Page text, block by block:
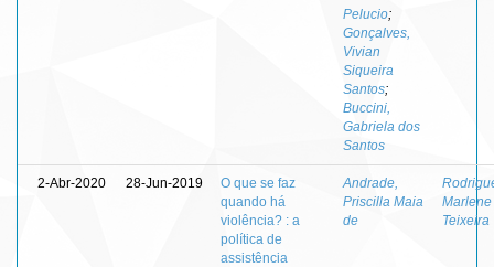
Pelucio;
Gonçalves,
Vivian
Siqueira
Santos;
Buccini,
Gabriela dos
Santos
2-Abr-2020 28-Jun-2019
O que se faz
quando há
violência? : a
política de
assistência
Andrade,
Priscilla Maia
de
Marlene
Teixeira